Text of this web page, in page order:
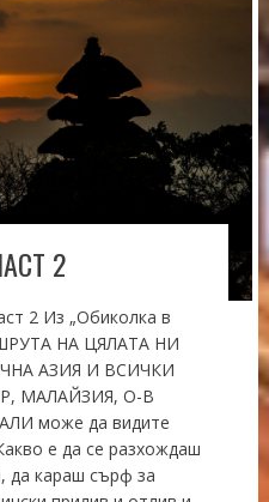
2
2 Из „Обиколка в
НА ЦЯЛАТА НИ
АЗИЯ И ВСИЧКИ
МАЛАЙЗИЯ, О-В
може да видите
е да се разхождаш
да караш сърф за